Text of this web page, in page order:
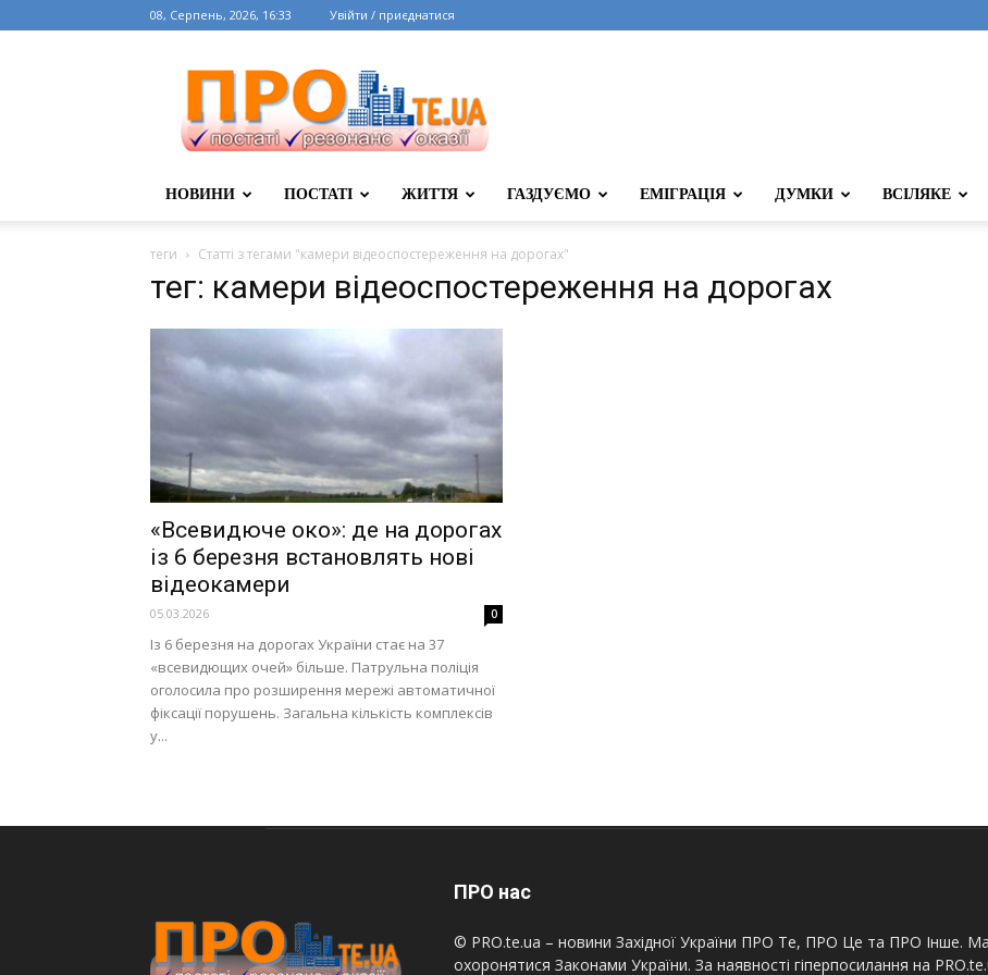
08, Серпень, 2026, 16:33 Увійти / приєднатися
НОВИНИ ПОСТАТІ ЖИТТЯ ГАЗДУЄМО ЕМІГРАЦІЯ ДУМКИ ВСІЛЯКЕ
теги Статті з тегами "камери відеоспостереження на дорогах"
тег: камери відеоспостереження на дорогах
«Всевидюче око»: де на дорогах
із 6 березня встановлять нові
відеокамери
05.03.2026 0
Із 6 березня на дорогах України стає на 37
«всевидющих очей» більше. Патрульна поліція
оголосила про розширення мережі автоматичної
фіксації порушень. Загальна кількість комплексів
у...
ПРО нас
© PRO.te.ua – новини Західної України ПРО Те, ПРО Це та ПРО Інше.
охоронятися Законами України. За наявності гіперпосилання на